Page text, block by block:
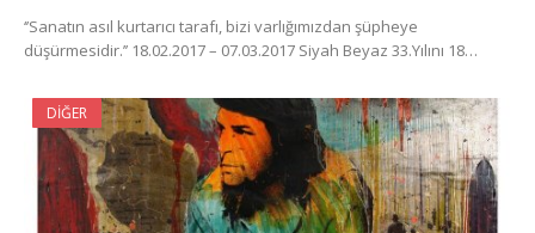
‘’Sanatın asıl kurtarıcı tarafı, bizi varlığımızdan şüpheye
düşürmesidir.’’ 18.02.2017 – 07.03.2017 Siyah Beyaz 33.Yılını 18…
DIĞER